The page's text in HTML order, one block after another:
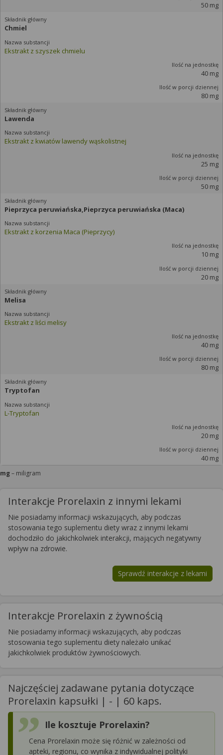
50 mg
Chmiel
Ekstrakt z szyszek chmielu
40 mg
80 mg
Lawenda
Ekstrakt z kwiatów lawendy wąskolistnej
25 mg
50 mg
Pieprzyca peruwiańska,Pieprzyca peruwiańska (Maca)
Ekstrakt z korzenia Maca (Pieprzycy)
10 mg
20 mg
Melisa
Ekstrakt z liści melisy
40 mg
80 mg
Tryptofan
L-Tryptofan
20 mg
40 mg
mg– miligram
Interakcje Prorelaxin z innymi lekami
Nie posiadamy informacji wskazujących, aby podczas
stosowania tego suplementu diety wraz z innymi lekami
dochodziło do jakichkolwiek interakcji, mających negatywny
wpływ na zdrowie.
Sprawdź interakcje z lekami
Interakcje Prorelaxin z żywnością
Nie posiadamy informacji wskazujących, aby podczas
stosowania tego suplementu diety należało unikać
jakichkolwiek produktów żywnościowych.
Najczęściej zadawane pytania dotyczące
Prorelaxin kapsułki | - | 60 kaps.
Ile kosztuje Prorelaxin?
Cena Prorelaxin może się różnić w zależności od
apteki, regionu, co wynika z indywidualnej polityki